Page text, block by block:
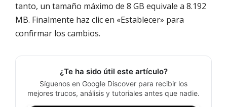
tanto, un tamaño máximo de 8 GB equivale a 8.192
MB. Finalmente haz clic en «Establecer» para
confirmar los cambios.
¿Te ha sido útil este artículo?
Síguenos en Google Discover para recibir los
mejores trucos, análisis y tutoriales antes que nadie.